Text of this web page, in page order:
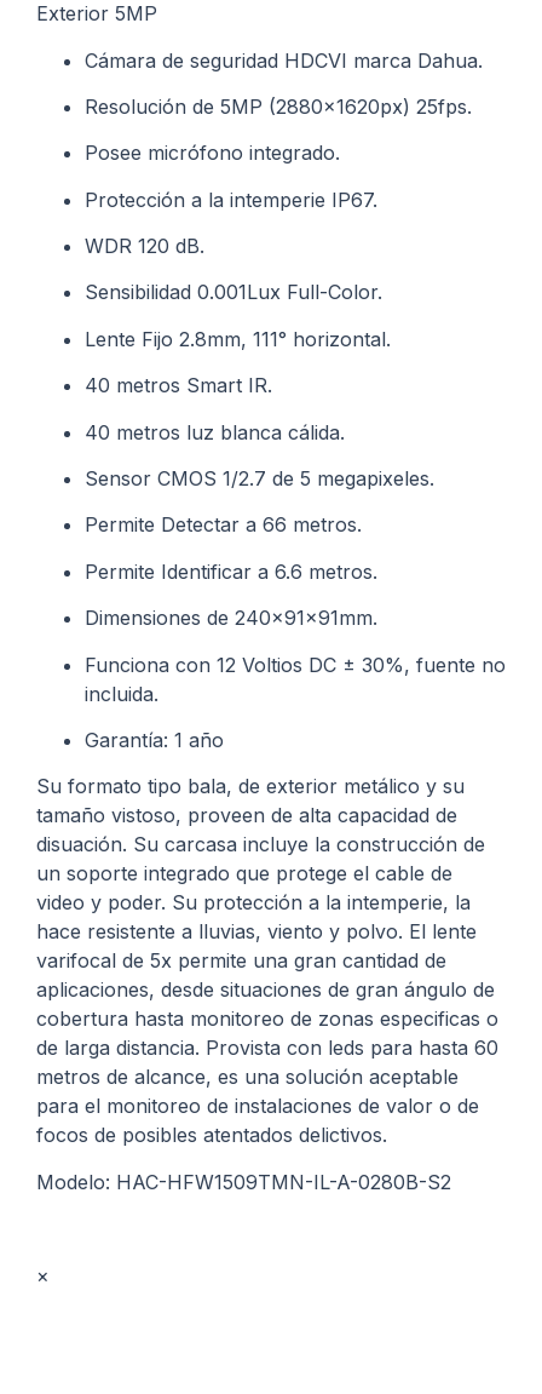
Exterior 5MP
Cámara de seguridad HDCVI marca Dahua.
Resolución de 5MP (2880x1620px) 25fps.
Posee micrófono integrado.
Protección a la intemperie IP67.
WDR 120 dB.
Sensibilidad 0.001Lux Full-Color.
Lente Fijo 2.8mm, 111° horizontal.
40 metros Smart IR.
40 metros luz blanca cálida.
Sensor CMOS 1/2.7 de 5 megapixeles.
Permite Detectar a 66 metros.
Permite Identificar a 6.6 metros.
Dimensiones de 240x91x91mm.
Funciona con 12 Voltios DC ± 30%, fuente no
incluida.
Garantía: 1 año
Su formato tipo bala, de exterior metálico y su
tamaño vistoso, proveen de alta capacidad de
disuación. Su carcasa incluye la construcción de
un soporte integrado que protege el cable de
video y poder. Su protección a la intemperie, la
hace resistente a lluvias, viento y polvo. El lente
varifocal de 5x permite una gran cantidad de
aplicaciones, desde situaciones de gran ángulo de
cobertura hasta monitoreo de zonas especificas o
de larga distancia. Provista con leds para hasta 60
metros de alcance, es una solución aceptable
para el monitoreo de instalaciones de valor o de
focos de posibles atentados delictivos.
Modelo: HAC-HFW1509TMN-IL-A-0280B-S2
×